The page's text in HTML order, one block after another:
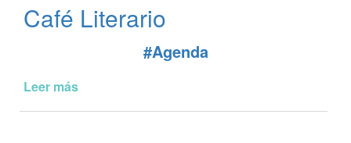
Café Literario
#Agenda
Leer más